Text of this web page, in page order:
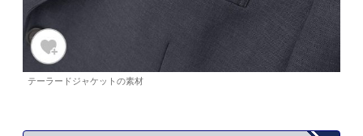
テーラードジャケットの素材